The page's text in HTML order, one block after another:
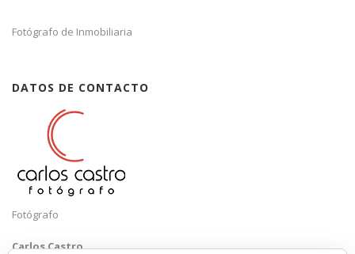
Fotógrafo de Inmobiliaria
DATOS DE CONTACTO
Fotógrafo
Carlos Castro